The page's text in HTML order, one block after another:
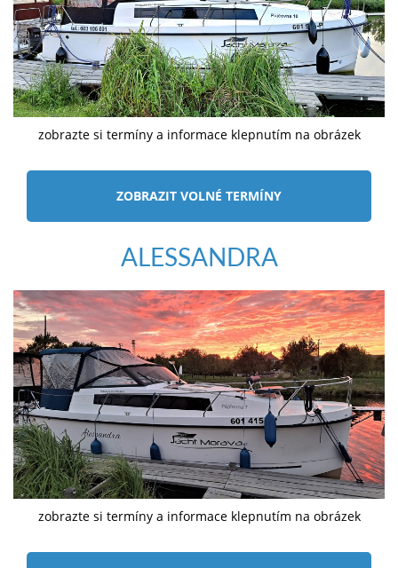
zobrazte si termíny a informace klepnutím na obrázek
ZOBRAZIT VOLNÉ TERMÍNY
ALESSANDRA
zobrazte si termíny a informace klepnutím na obrázek